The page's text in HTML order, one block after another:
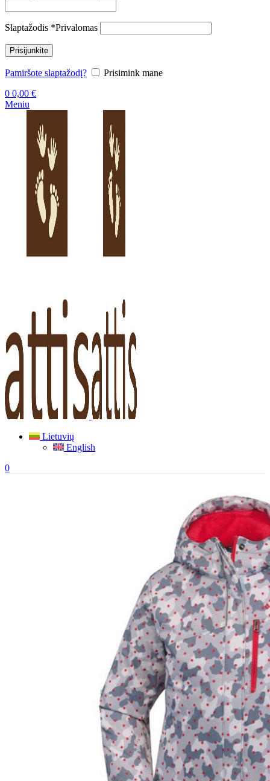
Slaptažodis *Privalomas
Prisijunkite
Pamiršote slaptažodį?
Prisimink mane
0 0,00 €
Meniu
Lietuvių
English
0